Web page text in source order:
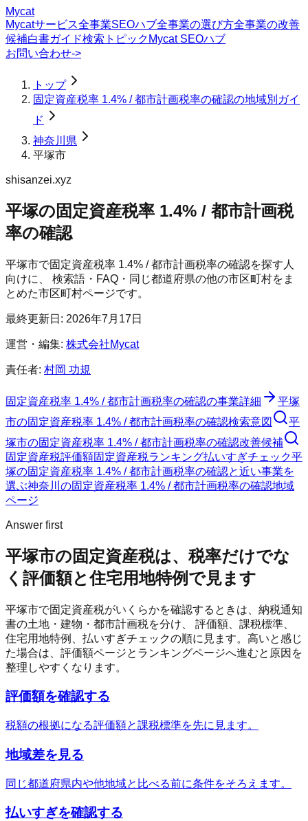
Mycat
Mycatサービス全事業SEOハブ全事業の選び方全事業の改善
候補白書ガイド検索トピック Mycat SEOハブ
お問い合わせ->
トップ
固定資産税率 1.4% / 都市計画税率の確認の地域別ガイ
ド
神奈川県
平塚市
shisanzei.xyz
平塚の固定資産税率 1.4% / 都市計画税
率の確認
平塚市で固定資産税率 1.4% / 都市計画税率の確認を探す人
向けに、 検索語・FAQ・同じ都道府県の他の市区町村をま
とめた市区町村ページです。
最終更新日: 2026年7月17日
運営・編集: 株式会社Mycat
責任者: 村岡 功規
固定資産税率 1.4% / 都市計画税率の確認の事業詳細
平塚
市の固定資産税率 1.4% / 都市計画税率の確認検索意図
平
塚市の固定資産税率 1.4% / 都市計画税率の確認改善候補
固定資産税評価額固定資産税ランキング払いすぎチェック平
塚の固定資産税率 1.4% / 都市計画税率の確認と近い事業を
選ぶ神奈川 の固定資産税率 1.4% / 都市計画税率の確認地域
ページ
Answer first
平塚市の固定資産税は、税率だけでな
く評価額と住宅用地特例で見ます
平塚市で固定資産税がいくらかを確認するときは、納税通知
書の土地・建物・都市計画税を分け、 評価額、課税標準、
住宅用地特例、払いすぎチェックの順に見ます。高いと感じ
た場合は、評価額ページとランキングページへ進むと原因を
整理しやすくなります。
評価額を確認する
税額の根拠になる評価額と課税標準を先に見ます。
地域差を見る
同じ都道府県内や他地域と比べる前に条件をそろえます。
払いすぎを確認する